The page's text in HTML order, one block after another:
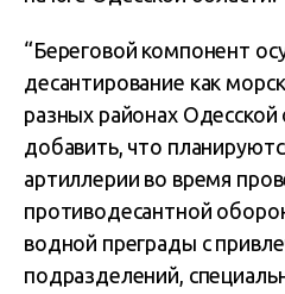
“Береговой компонент
десантирование как
разных районах Одесской
добавить, что
артиллерии во время
противодесантной
водной преграды с
подразделений,